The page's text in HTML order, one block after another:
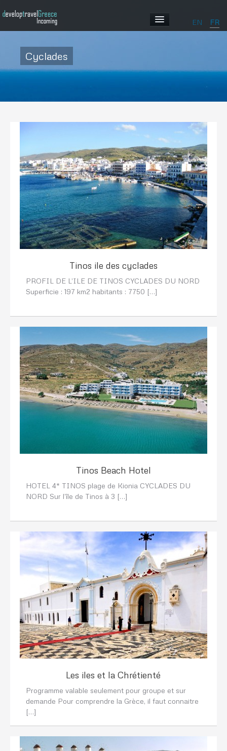
EN FR
GALLERY
CONTACT
Cyclades
Tinos ile des cyclades
PROFIL DE L’ILE DE TINOS CYCLADES DU NORD
Superficie : 197 km2 habitants : 7750 […]
Tinos Beach Hotel
HOTEL 4* TINOS plage de Kionia CYCLADES DU
NORD Sur l’île de Tinos à 3 […]
Les iles et la Chrétienté
Programme valable seulement pour groupe et sur
demande Pour comprendre la Grèce, il faut connaitre
[…]